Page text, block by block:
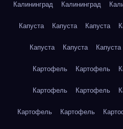
Калининград Калининград
Капуста Капуста Капуста
Капуста Капуста Капуста
Картофель Картофель
Картофель Картофель
Картофель Картофель